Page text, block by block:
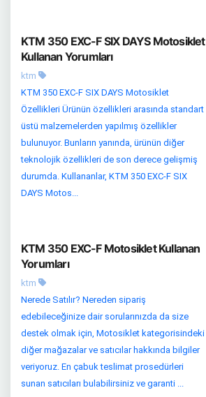
KTM 350 EXC-F SIX DAYS Motosiklet
Kullanan Yorumları
ktm
KTM 350 EXC-F SIX DAYS Motosiklet
Özellikleri Ürünün özellikleri arasında standart
üstü malzemelerden yapılmış özellikler
bulunuyor. Bunların yanında, ürünün diğer
teknolojik özellikleri de son derece gelişmiş
durumda. Kullananlar, KTM 350 EXC-F SIX
DAYS Motos...
KTM 350 EXC-F Motosiklet Kullanan
Yorumları
ktm
Nerede Satılır? Nereden sipariş
edebileceğinize dair sorularınızda da size
destek olmak için, Motosiklet kategorisindeki
diğer mağazalar ve satıcılar hakkında bilgiler
veriyoruz. En çabuk teslimat prosedürleri
sunan satıcıları bulabilirsiniz ve garanti ...